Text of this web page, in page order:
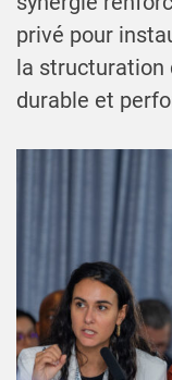
privé pour
la structuration
durable et